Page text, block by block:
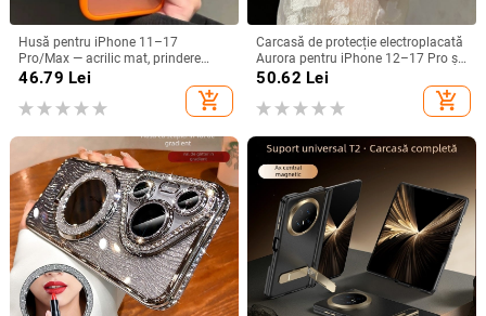
Husă pentru iPhone 11–17
Pro/Max — acrilic mat, prindere
magnetică, protecție anti-cadere,
46.79 Lei
add_shopping_cart
Carcasă de protecție electroplacată
Aurora pentru iPhone 12–17 Pro și
Pro Max, acoperire completă, anti-
50.62 Lei
add_shopping_cart